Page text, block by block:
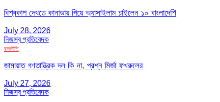
বিশ্বকাপ দেখতে কানাডায় গিয়ে অ্যাসাইলাম চাইলেন ১০ বাংলাদেশি
July 28, 2026
নিজস্ব প্রতিবেদক
রাজনীতি
জামায়াত গণতান্ত্রিক দল কি না, প্রশ্ন মির্জা ফখরুলের
July 27, 2026
নিজস্ব প্রতিবেদক